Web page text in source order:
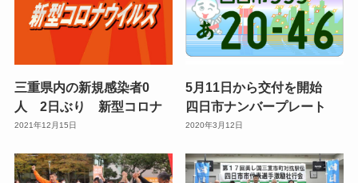
三重県内の新規感染者0
人 2日ぶり 新型コロナ
2021年12月15日
5月11日から交付を開始
四日市ナンバープレート
2020年3月12日